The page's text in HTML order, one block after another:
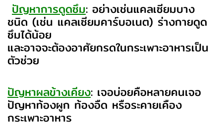
ปัญหาการดูดซึม: อย่างเช่นแคลเซียมบาง
ชนิด (เช่น แคลเซียมคาร์บอเนต) ร่างกายดูด
ซึมได้น้อย
และอาจจะต้องอาศัยกรดในกระเพาะอาหารเป็น
ตัวช่วย
ปัญหาผลข้างเคียง: เจอบ่อยคือหลายคนเจอ
ปัญหาท้องผูก ท้องอืด หรือระคายเคือง
กระเพาะอาหาร